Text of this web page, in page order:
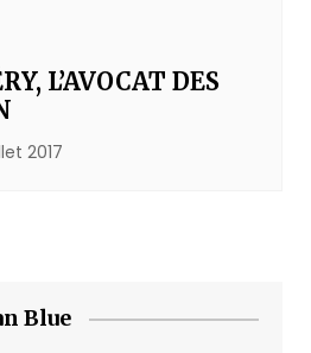
L’AVOCAT DES
2017
Blue